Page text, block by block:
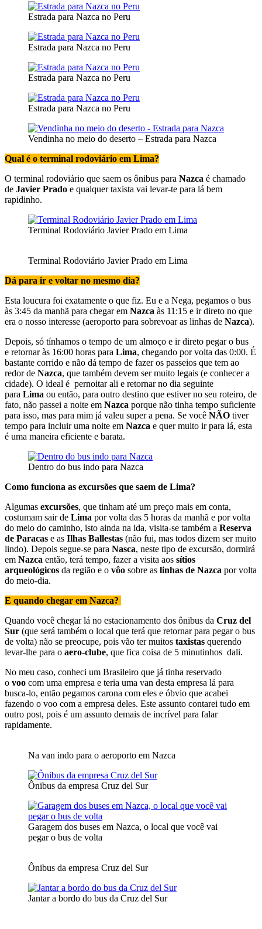
Estrada para Nazca no Peru
Estrada para Nazca no Peru
Estrada para Nazca no Peru
Estrada para Nazca no Peru
Vendinha no meio do deserto – Estrada para Nazca
Qual é o terminal rodoviário em Lima?
O terminal rodoviário que saem os ônibus para Nazca é chamado
de Javier Prado e qualquer taxista vai levar-te para lá bem
rapidinho.
Terminal Rodoviário Javier Prado em Lima
Terminal Rodoviário Javier Prado em Lima
Dá para ir e voltar no mesmo dia?
Esta loucura foi exatamente o que fiz. Eu e a Nega, pegamos o bus
às 3:45 da manhã para chegar em Nazca às 11:15 e ir direto no que
era o nosso interesse (aeroporto para sobrevoar as linhas de Nazca).
Depois, só tínhamos o tempo de um almoço e ir direto pegar o bus
e retornar às 16:00 horas para Lima, chegando por volta das 0:00. É
bastante corrido e não dá tempo de fazer os passeios que tem ao
redor de Nazca, que também devem ser muito legais (e conhecer a
cidade). O ideal é pernoitar ali e retornar no dia seguinte
para Lima ou então, para outro destino que estiver no seu roteiro, de
fato, não passei a noite em Nazca porque não tinha tempo suficiente
para isso, mas para mim já valeu super a pena. Se você NÃO tiver
tempo para incluir uma noite em Nazca e quer muito ir para lá, esta
é uma maneira eficiente e barata.
Dentro do bus indo para Nazca
Como funciona as excursões que saem de Lima?
Algumas excursões, que tinham até um preço mais em conta,
costumam sair de Lima por volta das 5 horas da manhã e por volta
do meio do caminho, isto ainda na ida, visita-se também a Reserva
de Paracas e as Ilhas Ballestas (não fui, mas todos dizem ser muito
lindo). Depois segue-se para Nasca, neste tipo de excursão, dormirá
em Nazca então, terá tempo, fazer a visita aos sítios
arqueológicos da região e o vôo sobre as linhas de Nazca por volta
do meio-dia.
E quando chegar em Nazca?
Quando você chegar lá no estacionamento dos ônibus da Cruz del
Sur (que será também o local que terá que retornar para pegar o bus
de volta) não se preocupe, pois vão ter muitos taxistas querendo
levar-lhe para o aero-clube, que fica coisa de 5 minutinhos dali.
No meu caso, conheci um Brasileiro que já tinha reservado
o voo com uma empresa e teria uma van desta empresa lá para
busca-lo, então pegamos carona com eles e óbvio que acabei
fazendo o voo com a empresa deles. Este assunto contarei tudo em
outro post, pois é um assunto demais de incrível para falar
rapidamente.
Na van indo para o aeroporto em Nazca
Ônibus da empresa Cruz del Sur
Garagem dos buses em Nazca, o local que você vai
pegar o bus de volta
Ônibus da empresa Cruz del Sur
Jantar a bordo do bus da Cruz del Sur